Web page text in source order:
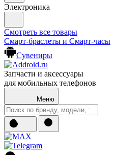
Электроника
Смотреть все товары
Смарт-браслеты и Смарт-часы
Сувениры
Запчасти и аксессуары
для мобильных телефонов
Меню